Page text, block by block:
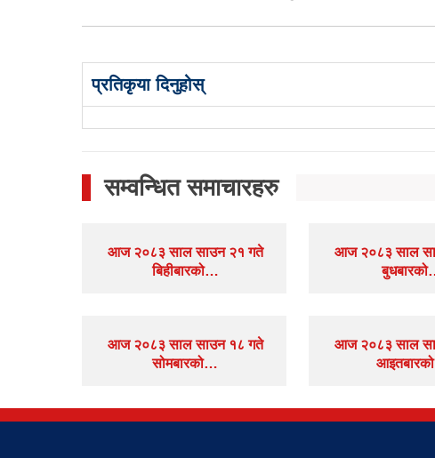
प्रतिकृया दिनुहोस्
सम्वन्धित समाचारहरु
आज २०८३ साल साउन २१ गते
बिहीबारको…
आज २०८३ साल
आज २०८३ साल साउन १८ गते
सोमबारको…
आज २०८३ साल